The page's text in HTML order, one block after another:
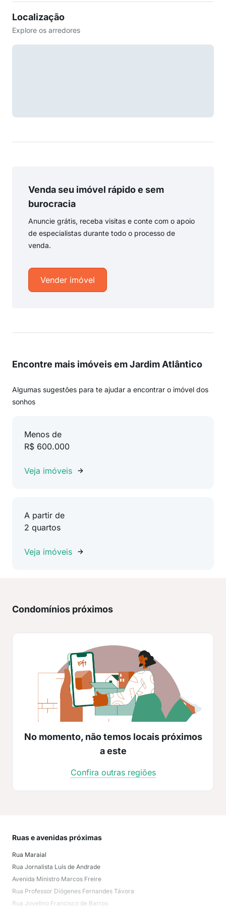
Localização
Explore os arredores
Venda seu imóvel rápido e sem
burocracia
Anuncie grátis, receba visitas e conte com o apoio
de especialistas durante todo o processo de
venda.
Vender imóvel
Encontre mais imóveis em Jardim Atlântico
Algumas sugestões para te ajudar a encontrar o imóvel dos
sonhos
Menos de
R$ 600.000
Veja imóveis
A partir de
2 quartos
Veja imóveis
Condomínios próximos
No momento, não temos locais próximos
a este
Confira outras regiões
Ruas e avenidas próximas
Rua Maraial
Rua Jornalista Luís de Andrade
Avenida Ministro Marcos Freire
Rua Professor Diógenes Fernandes Távora
Rua Jovelino Francisco de Barros